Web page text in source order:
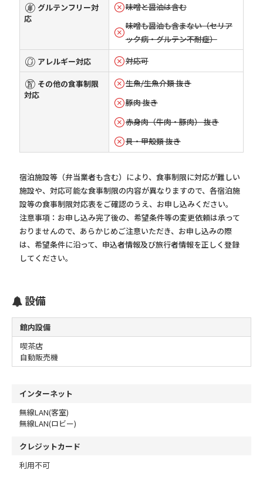
グルテンフリー対
応
味噌と醤油は含む
味噌も醤油も含まない（セリア
ック病・グルテン不耐症）
アレルギー対応
対応可
その他の食事制限
対応
生魚/生魚介類 抜き
豚肉 抜き
赤身肉（牛肉・豚肉） 抜き
貝・甲殻類 抜き
宿泊施設等（弁当業者も含む）により、食事制限に対応が難しい
施設や、対応可能な食事制限の内容が異なりますので、各宿泊施
設等の食事制限対応表をご確認のうえ、お申し込みください。
注意事項：お申し込み完了後の、希望条件等の変更依頼は承って
おりませんので、あらかじめご注意いただき、お申し込みの際
は、希望条件に沿って、申込者情報及び旅行者情報を正しく登録
してください。
設備
館内設備
喫茶店
自動販売機
インターネット
無線LAN(客室)
無線LAN(ロビー)
クレジットカード
利用不可